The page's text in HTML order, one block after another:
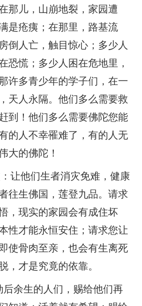
那儿，山崩地裂，家园遭
是疮痍；在那里，路基流
倒人亡，触目惊心；多少人
恐慌；多少人困在危地里，
许多青少年的学子们，在一
天人永隔。他们多么需要救
到！他们多么需要佛陀您能
的人不幸罹难了，有的人无
大的佛陀！
让他们生者消灾免难，健康
往生佛国，莲登九品。请求
，现实的家园会有成住坏
性才能永恒安住；请求您让
使骨肉至亲，也会有生离死
，才是究竟的依靠。
余生的人们，赐给他们再